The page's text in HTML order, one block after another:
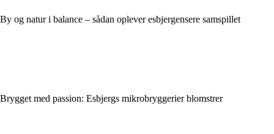
By og natur i balance – sådan oplever esbjergensere samspillet
Brygget med passion: Esbjergs mikrobryggerier blomstrer